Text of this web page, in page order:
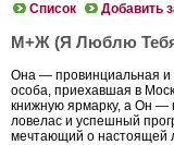
Список Добавить
М+Ж (Я Люблю
Она — провинциальная и
особа, приехавшая в
книжную ярмарку, а Он —
ловелас и успешный
мечтающий о настоящей